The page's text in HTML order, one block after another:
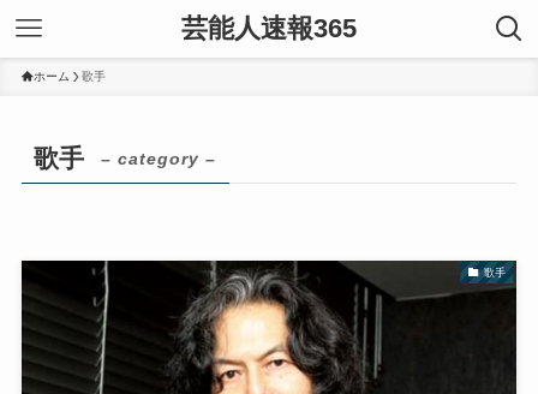
芸能人速報365
ホーム 歌手
歌手 – category –
歌手